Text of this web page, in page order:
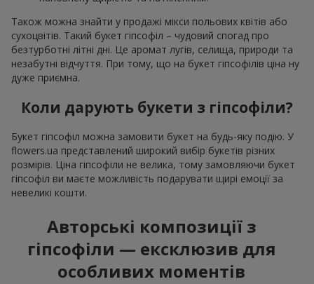
Також можна знайти у продажі мікси польових квітів або
сухоцвітів. Такий букет гіпсофіл – чудовий спогад про
безтурботні літні дні. Це аромат лугів, селища, природи та
незабутні відчуття. При тому, що на букет гіпсофілів ціна ну
дуже приємна.
Коли дарують букети з гіпсофіли?
Букет гіпсофіл можна замовити букет на будь-яку подію. У
flowers.ua представлений широкий вибір букетів різних
розмірів. Ціна гіпсофіли не велика, тому замовляючи букет
гіпсофіл ви маєте можливість подарувати щирі емоції за
невеликі кошти.
Авторські композиції з
гіпсофіли — ексклюзив для
особливих моментів